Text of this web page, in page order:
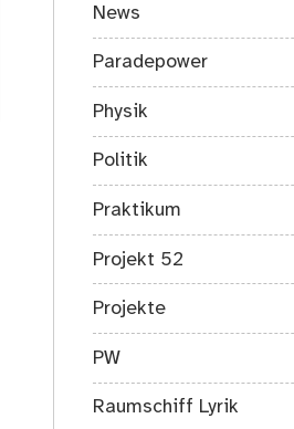
News
Paradepower
Physik
Politik
Praktikum
Projekt 52
Projekte
PW
Raumschiff Lyrik